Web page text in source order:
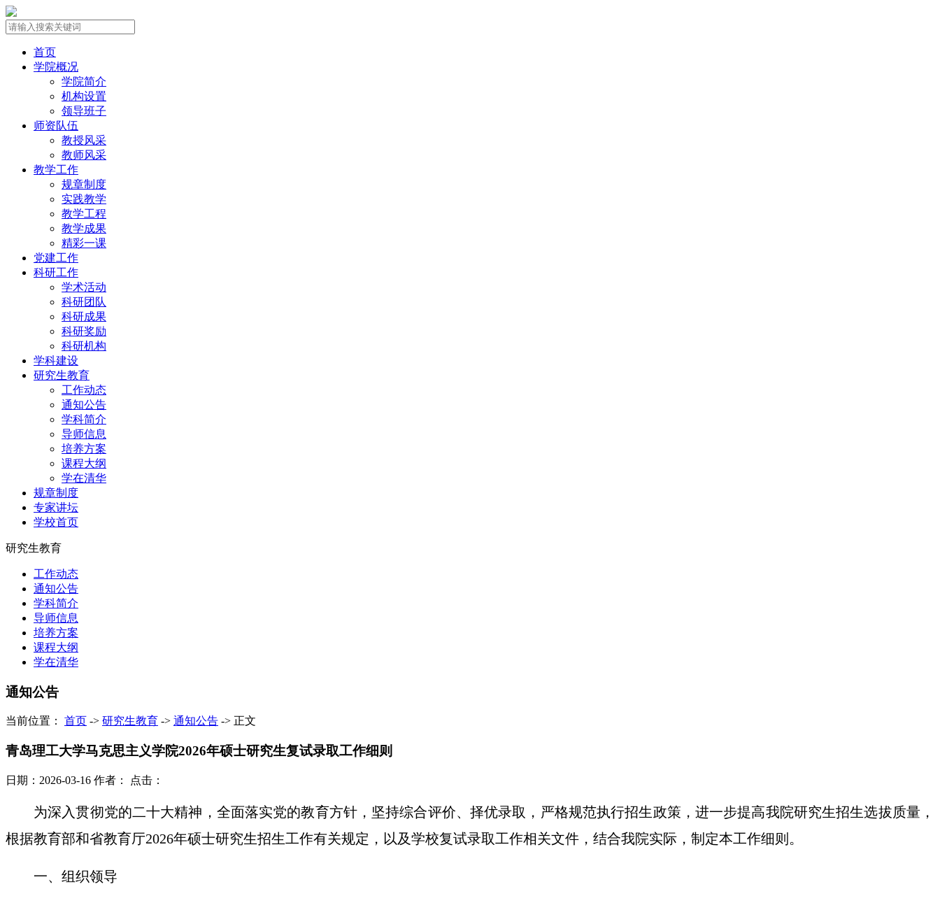
首页
学院概况
学院简介
机构设置
领导班子
师资队伍
教授风采
教师风采
教学工作
规章制度
实践教学
教学工程
教学成果
精彩一课
党建工作
科研工作
学术活动
科研团队
科研成果
科研奖励
科研机构
学科建设
研究生教育
工作动态
通知公告
学科简介
导师信息
培养方案
课程大纲
学在清华
规章制度
专家讲坛
学校首页
研究生教育
工作动态
通知公告
学科简介
导师信息
培养方案
课程大纲
学在清华
通知公告
当前位置： 首页 -> 研究生教育 -> 通知公告 -> 正文
青岛理工大学马克思主义学院2026年硕士研究生复试录取工作细则
日期：2026-03-16 作者： 点击：
为深入贯彻党的二十大精神，全面落实党的教育方针，坚持综合评价、择优录取，严格规范执行招生政策，进一步提高我院研究生招生选拔质量，
根据教育部和省教育厅2026年硕士研究生招生工作有关规定，以及学校复试录取工作相关文件，结合我院实际，制定本工作细则。
一、组织领导